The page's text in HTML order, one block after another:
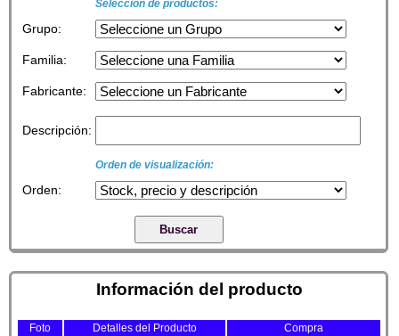
Selección de productos:
Grupo:
Familia:
Fabricante:
Descripción:
Orden de visualización:
Orden:
Información del producto
Foto Detalles del Producto Compra